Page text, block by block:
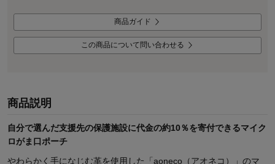
商品ガイド
この商品について問い合わせる
商品説明
自分で選んだ支援先の保護施設に代金の約10％を寄付できるマイク
ロがま口ポーチ
やわらかく手になじむ革を使用した「aoneco（アオネコ）」のマ